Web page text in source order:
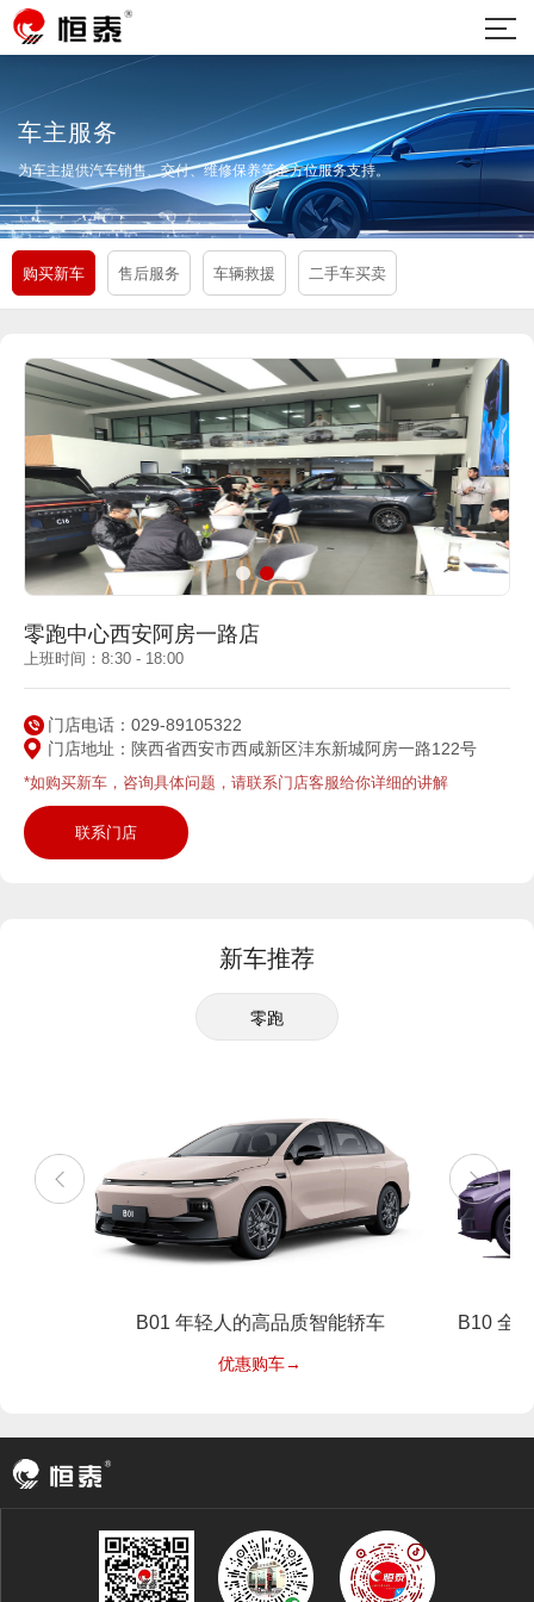
车主服务
为车主提供汽车销售、交付、维修保养等全方位服务支持。
购买新车 售后服务 车辆救援 二手车买卖
零跑中心西安阿房一路店
上班时间：8:30 - 18:00
门店电话：029-89105322
门店地址：陕西省西安市西咸新区沣东新城阿房一路122号
*如购买新车，咨询具体问题，请联系门店客服给你详细的讲解
联系门店
新车推荐
零跑
B01 年轻人的高品质智能轿车
优惠购车→
B10 全